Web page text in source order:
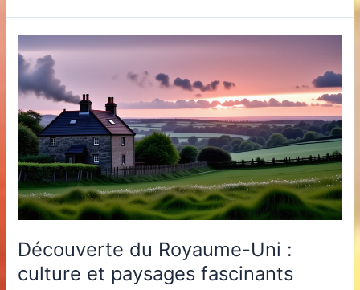
Découverte du Royaume-Uni :
culture et paysages fascinants